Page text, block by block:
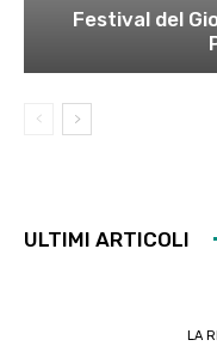
Festival del
ULTIMI ARTICOLI
LA